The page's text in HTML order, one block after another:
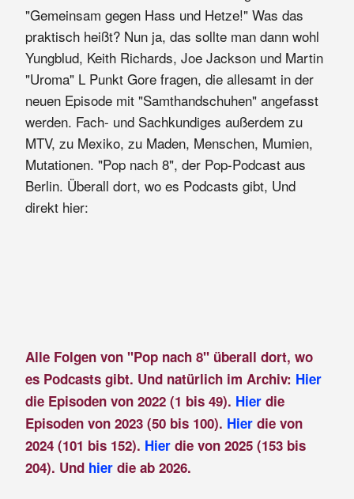
"Gemeinsam gegen Hass und Hetze!" Was das
praktisch heißt? Nun ja, das sollte man dann wohl
Yungblud, Keith Richards, Joe Jackson und Martin
"Uroma" L Punkt Gore fragen, die allesamt in der
neuen Episode mit "Samthandschuhen" angefasst
werden. Fach- und Sachkundiges außerdem zu
MTV, zu Mexiko, zu Maden, Menschen, Mumien,
Mutationen. "Pop nach 8", der Pop-Podcast aus
Berlin. Überall dort, wo es Podcasts gibt, Und
direkt hier:
Alle Folgen von "Pop nach 8" überall dort, wo
es Podcasts gibt. Und natürlich im Archiv: Hier
die Episoden von 2022 (1 bis 49). Hierdie
Episoden von 2023 (50 bis 100). Hier die von
2024 (101 bis 152). Hier die von 2025 (153 bis
204). Und hier die ab 2026.